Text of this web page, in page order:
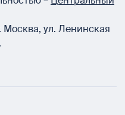
Москва, ул. Ленинская